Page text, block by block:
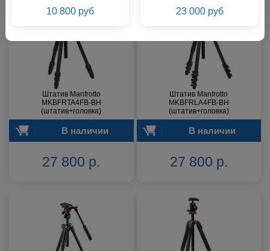
10 800 руб 23 000 руб
Штатив Manfrotto
MKBFRTA4FB-BH
(штатив+головка)
В наличии
27 800 р.
Штатив Manfrotto
MKBFRLA4FB-BH
(штатив+головка)
В наличии
27 800 р.